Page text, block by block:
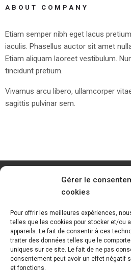
Gérer le
cookies
Pour offrir les meilleures expériences,
telles que les cookies pour stocker et/ou
appareils. Le fait de consentir à ces
traiter des données telles que le
uniques sur ce site. Le fait de ne pas
consentement peut avoir un effet négatif
et fonctions.
ABOUT COMPANY
Etiam semper nibh eget lacus
iaculis. Phasellus auctor sit amet
Etiam aliquam laoreet vestibulum.
tincidunt pretium.
Vivamus arcu libero, ullamcorper
sagittis pulvinar sem.